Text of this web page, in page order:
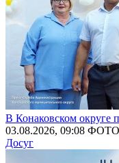
В Конаковском округе
03.08.2026, 09:08 ФОТО
Досуг